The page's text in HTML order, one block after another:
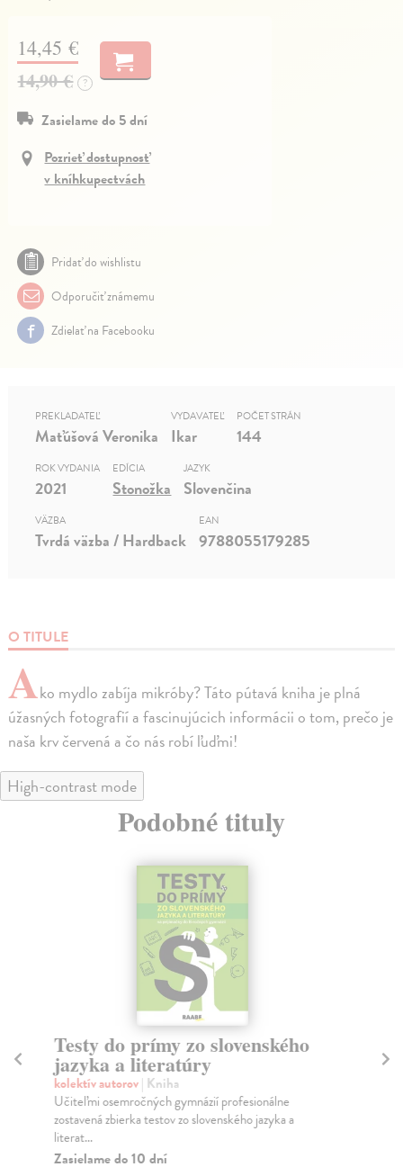
14,45 €
14,90 € ?
Zasielame do 5 dní
Pozrieť dostupnosť
v kníhkupectvách
Pridať do wishlistu
Odporučiť známemu
Zdielať na Facebooku
O TITULE
Ako mydlo zabíja mikróby? Táto pútavá kniha je plná
úžasných fotografií a fascinujúcich informácii o tom, prečo je
naša krv červená a čo nás robí ľuďmi!
PREKLADATEĽ
Maťúšová Veronika
VYDAVATEĽ
Ikar
POČET STRÁN
144
ROK VYDANIA
2021
EDÍCIA
Stonožka
JAZYK
Slovenčina
VÄZBA
Tvrdá väzba / Hardback
EAN
9788055179285
High-contrast mode
Podobné tituly
Testy do prímy zo slovenského
jazyka a literatúry
kolektív autorov| Kniha
Učiteľmi osemročných gymnázií profesionálne
zostavená zbierka testov zo slovenského jazyka a
literat...
Zasielame do 10 dní